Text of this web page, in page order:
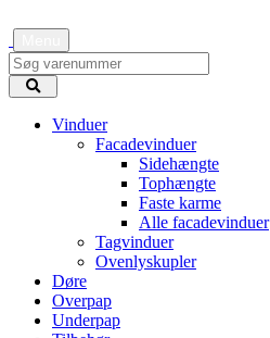
Vinduer
Facadevinduer
Sidehængte
Tophængte
Faste karme
Alle facadevinduer
Tagvinduer
Ovenlyskupler
Døre
Overpap
Underpap